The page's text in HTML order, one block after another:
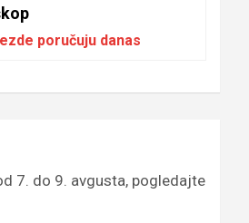
poručuju danas
7. do 9. avgusta, pogledajte